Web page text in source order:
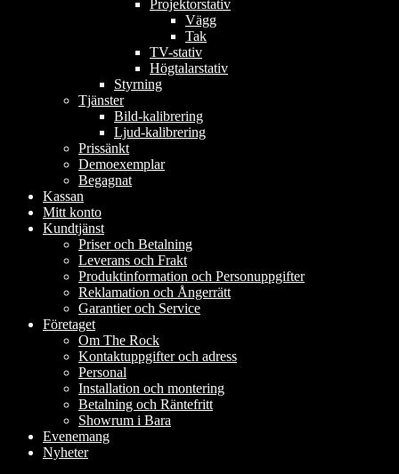
Projektorstativ
Vägg
Tak
TV-stativ
Högtalarstativ
Styrning
Tjänster
Bild-kalibrering
Ljud-kalibrering
Prissänkt
Demoexemplar
Begagnat
Kassan
Mitt konto
Kundtjänst
Priser och Betalning
Leverans och Frakt
Produktinformation och Personuppgifter
Reklamation och Ångerrätt
Garantier och Service
Företaget
Om The Rock
Kontaktuppgifter och adress
Personal
Installation och montering
Betalning och Räntefritt
Showrum i Bara
Evenemang
Nyheter